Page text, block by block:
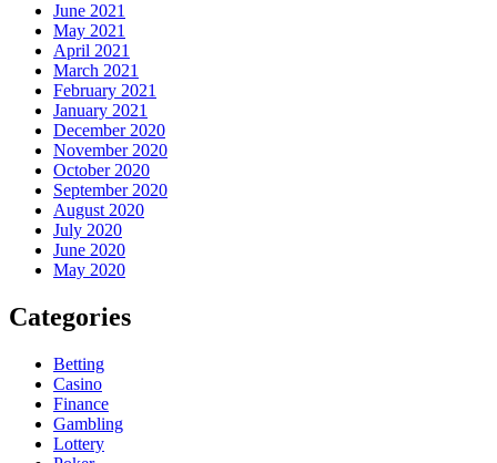
June 2021
May 2021
April 2021
March 2021
February 2021
January 2021
December 2020
November 2020
October 2020
September 2020
August 2020
July 2020
June 2020
May 2020
Categories
Betting
Casino
Finance
Gambling
Lottery